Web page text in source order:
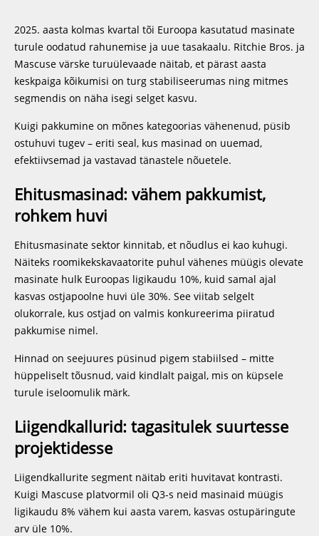
2025. aasta kolmas kvartal tõi Euroopa kasutatud masinate
turule oodatud rahunemise ja uue tasakaalu. Ritchie Bros. ja
Mascuse värske turuülevaade näitab, et pärast aasta
keskpaiga kõikumisi on turg stabiliseerumas ning mitmes
segmendis on näha isegi selget kasvu.
Kuigi pakkumine on mõnes kategoorias vähenenud, püsib
ostuhuvi tugev – eriti seal, kus masinad on uuemad,
efektiivsemad ja vastavad tänastele nõuetele.
Ehitusmasinad: vähem pakkumist,
rohkem huvi
Ehitusmasinate sektor kinnitab, et nõudlus ei kao kuhugi.
Näiteks roomikekskavaatorite puhul vähenes müügis olevate
masinate hulk Euroopas ligikaudu 10%, kuid samal ajal
kasvas ostjapoolne huvi üle 30%. See viitab selgelt
olukorrale, kus ostjad on valmis konkureerima piiratud
pakkumise nimel.
Hinnad on seejuures püsinud pigem stabiilsed – mitte
hüppeliselt tõusnud, vaid kindlalt paigal, mis on küpsele
turule iseloomulik märk.
Liigendkallurid: tagasitulek suurtesse
projektidesse
Liigendkallurite segment näitab eriti huvitavat kontrasti.
Kuigi Mascuse platvormil oli Q3-s neid masinaid müügis
ligikaudu 8% vähem kui aasta varem, kasvas ostupäringute
arv üle 10%.